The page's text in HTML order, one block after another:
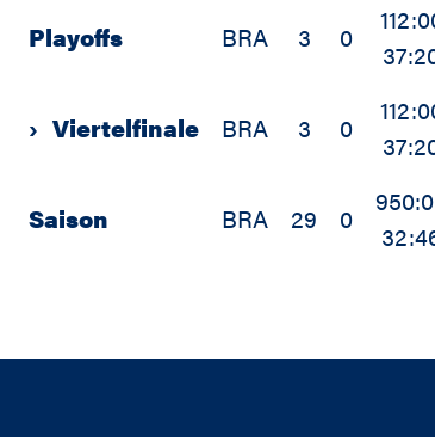
Playoffs BRA 3 0
› Viertelfinale BRA 3 0
Saison BRA 29 0